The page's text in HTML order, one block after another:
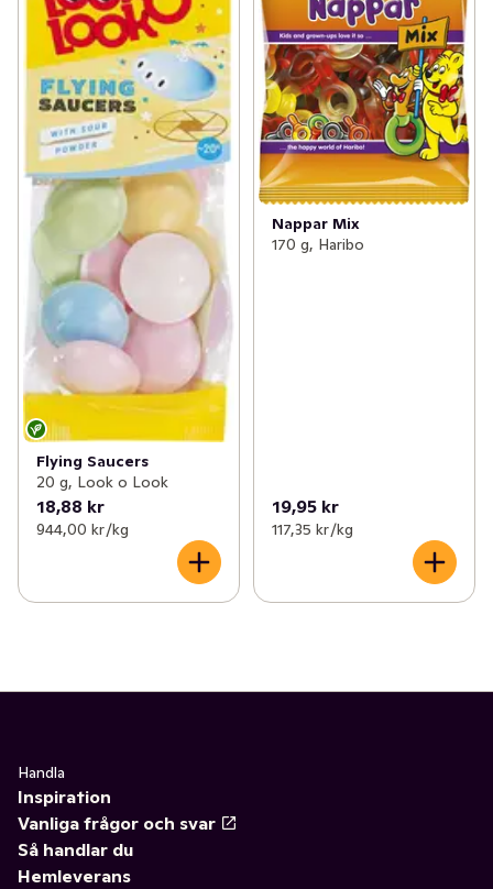
Flying Saucers
20 g, Look o Look
18,88 kr
944,00 kr /kg
Nappar Mix
170 g, Haribo
19,95 kr
117,35 kr /kg
Handla
Inspiration
Vanliga frågor och svar
Så handlar du
Hemleverans